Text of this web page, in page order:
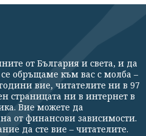
от България и света, и да
обръщаме към вас с молба –
вие, читателите ни в 97
страницата ни в интернет в
Вие можете да
от финансови зависимости.
да сте вие – читателите.